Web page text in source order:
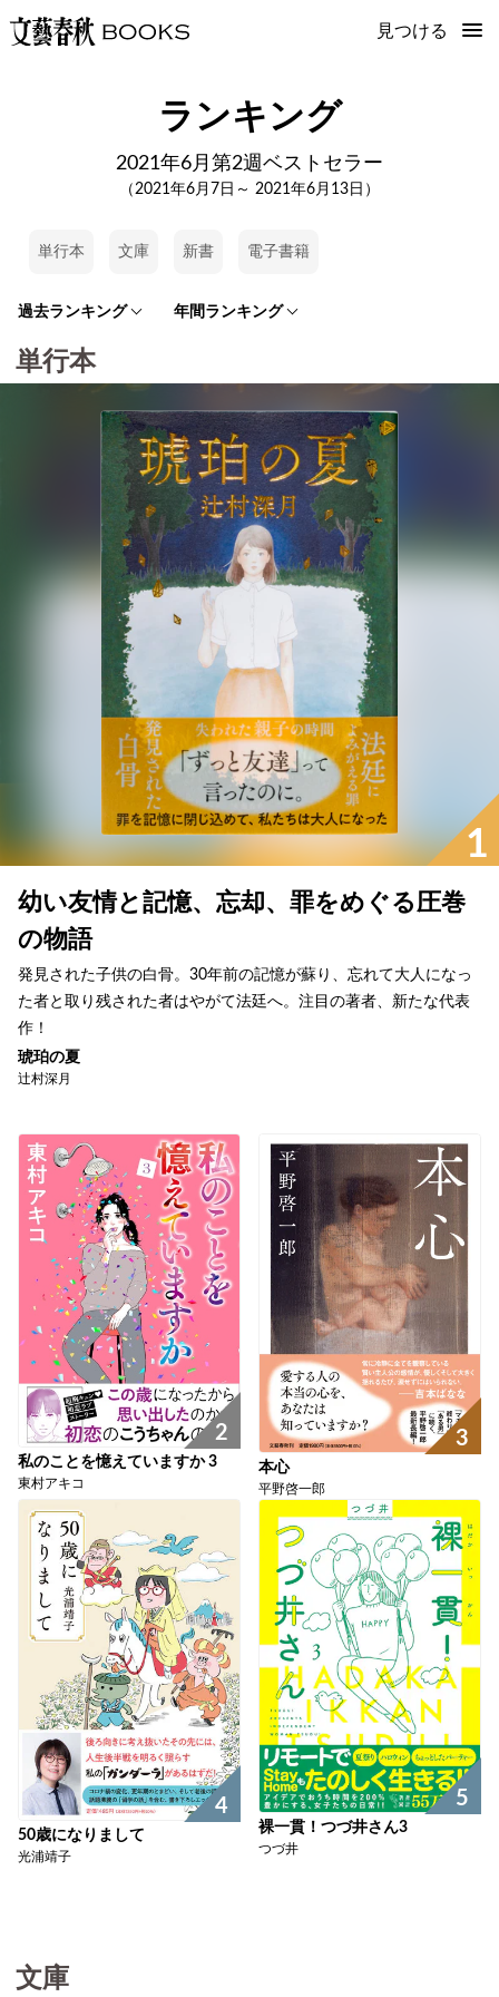
見つける
ランキング
2021年6月第2週ベストセラー
（2021年6月7日～ 2021年6月13日）
単行本 文庫 新書 電子書籍
過去ランキング 年間ランキング
単行本
1
幼い友情と記憶、忘却、罪をめぐる圧巻
の物語
発見された子供の白骨。30年前の記憶が蘇り、忘れて大人になっ
た者と取り残された者はやがて法廷へ。注目の著者、新たな代表
作！
琥珀の夏
辻村深月
2
私のことを憶えていますか 3
東村アキコ
3
本心
平野啓一郎
4
50歳になりまして
光浦靖子
5
裸一貫！つづ井さん3
つづ井
文庫